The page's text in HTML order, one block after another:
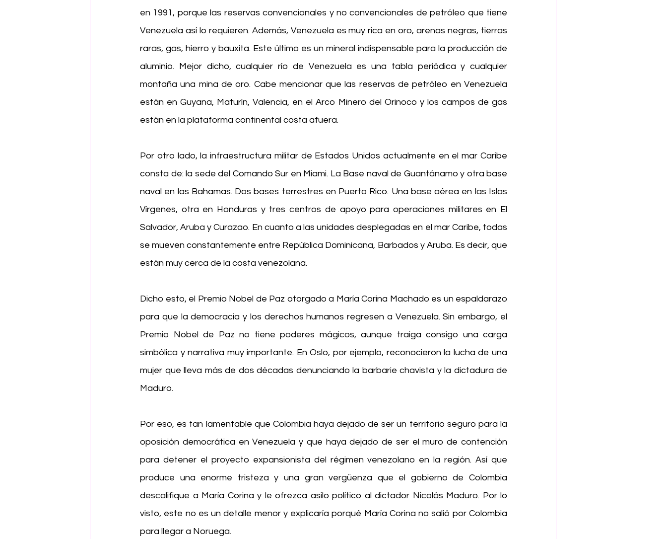
en 1991, porque las reservas convencionales y no convencionales de petróleo que tiene
Venezuela así lo requieren. Además, Venezuela es muy rica en oro, arenas negras, tierras
raras, gas, hierro y bauxita. Este último es un mineral indispensable para la producción de
aluminio. Mejor dicho, cualquier río de Venezuela es una tabla periódica y cualquier
montaña una mina de oro. Cabe mencionar que las reservas de petróleo en Venezuela
están en Guyana, Maturín, Valencia, en el Arco Minero del Orinoco y los campos de gas
están en la plataforma continental costa afuera.
Por otro lado, la infraestructura militar de Estados Unidos actualmente en el mar Caribe
consta de: la sede del Comando Sur en Miami. La Base naval de Guantánamo y otra base
naval en las Bahamas. Dos bases terrestres en Puerto Rico. Una base aérea en las Islas
Vírgenes, otra en Honduras y tres centros de apoyo para operaciones militares en El
Salvador, Aruba y Curazao. En cuanto a las unidades desplegadas en el mar Caribe, todas
se mueven constantemente entre República Dominicana, Barbados y Aruba. Es decir, que
están muy cerca de la costa venezolana.
Dicho esto, el Premio Nobel de Paz otorgado a María Corina Machado es un espaldarazo
para que la democracia y los derechos humanos regresen a Venezuela. Sin embargo, el
Premio Nobel de Paz no tiene poderes mágicos, aunque traiga consigo una carga
simbólica y narrativa muy importante. En Oslo, por ejemplo, reconocieron la lucha de una
mujer que lleva más de dos décadas denunciando la barbarie chavista y la dictadura de
Maduro.
Por eso, es tan lamentable que Colombia haya dejado de ser un territorio seguro para la
oposición democrática en Venezuela y que haya dejado de ser el muro de contención
para detener el proyecto expansionista del régimen venezolano en la región. Así que
produce una enorme tristeza y una gran vergüenza que el gobierno de Colombia
descalifique a María Corina y le ofrezca asilo político al dictador Nicolás Maduro. Por lo
visto, este no es un detalle menor y explicaría porqué María Corina no salió por Colombia
para llegar a Noruega.